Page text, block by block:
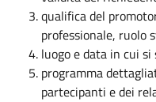
qualifica del
professionale, ruolo
luogo e data in cui
programma
partecipanti e dei